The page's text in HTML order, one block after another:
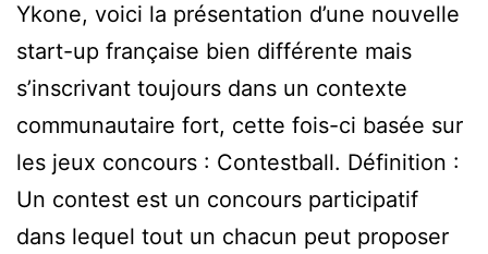
Ykone, voici la présentation d’une nouvelle
start-up française bien différente mais
s’inscrivant toujours dans un contexte
communautaire fort, cette fois-ci basée sur
les jeux concours : Contestball. Définition :
Un contest est un concours participatif
dans lequel tout un chacun peut proposer